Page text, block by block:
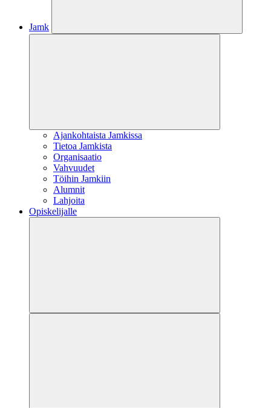
Jamk
Ajankohtaista Jamkissa
Tietoa Jamkista
Organisaatio
Vahvuudet
Töihin Jamkiin
Alumnit
Lahjoita
Opiskelijalle